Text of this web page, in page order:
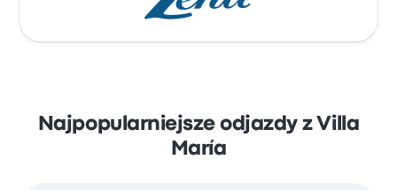
Najpopularniejsze odjazdy z Villa
María